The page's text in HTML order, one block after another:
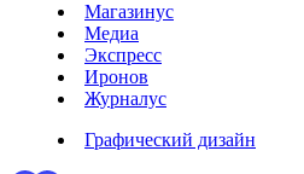
Магазинус
Медиа
Экспресс
Иронов
Журналус
Графический дизайн